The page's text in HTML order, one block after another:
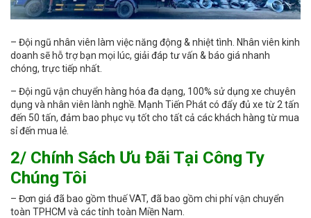
– Đội ngũ nhân viên làm việc năng động & nhiệt tình. Nhân viên kinh
doanh sẽ hỗ trợ bạn mọi lúc, giải đáp tư vấn & báo giá nhanh
chóng, trực tiếp nhất.
– Đội ngũ vận chuyển hàng hóa đa dạng, 100% sử dụng xe chuyên
dụng và nhân viên lành nghề. Mạnh Tiến Phát có đẩy đủ xe từ 2 tấn
đến 50 tấn, đảm bao phục vụ tốt cho tất cả các khách hàng từ mua
sỉ đến mua lẻ.
2/ Chính Sách Ưu Đãi Tại Công Ty
Chúng Tôi
– Đơn giá đã bao gồm thuế VAT, đã bao gồm chi phí vận chuyển
toàn TPHCM và các tỉnh toàn Miền Nam.